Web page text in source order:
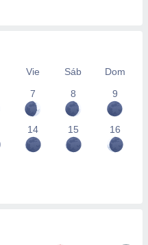
Vie Sáb
Dom
7 8 9
14 15 16